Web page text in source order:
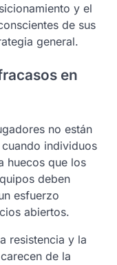
y el
de sus
general.
en
no están
individuos
huecos que los
deben
esfuerzo
abiertos.
resistencia y la
de la